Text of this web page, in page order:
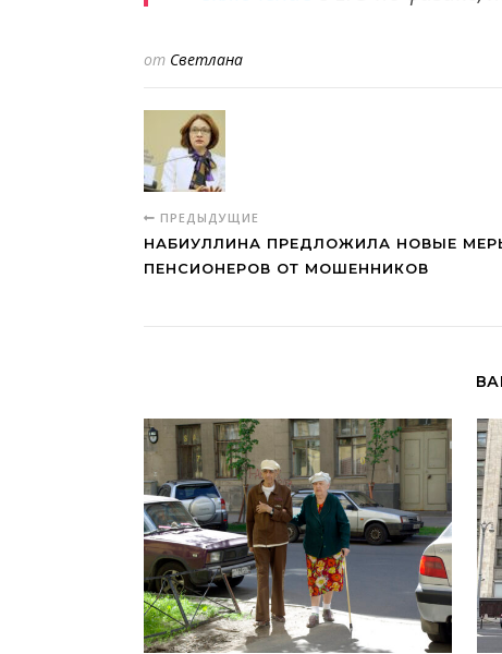
от Светлана
ПРЕДЫДУЩИЕ
НАБИУЛЛИНА ПРЕДЛОЖИЛА НОВЫЕ
ПЕНСИОНЕРОВ ОТ МОШЕННИКОВ